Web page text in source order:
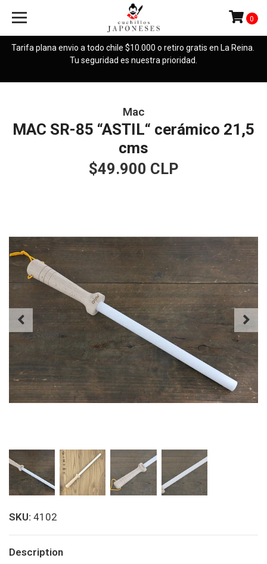
Tarifa plana envio a todo chile $10.000 o retiro gratis en La Reina.
Tu seguridad es nuestra prioridad.
0
Mac
MAC SR-85 “ASTIL“ cerámico 21,5
cms
$49.900 CLP
SKU: 4102
Description